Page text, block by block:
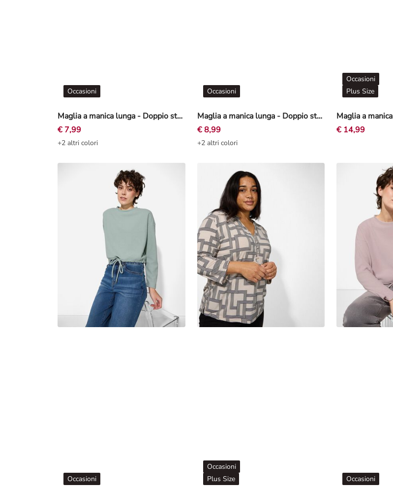
Maglia a manica lunga - Doppio strato - grigio
Occasioni
€ 7,99
+2 altri colori
Maglia a manica lunga - Doppio strato - Nero
Occasioni
€ 8,99
+2 altri colori
Occasioni
Plus Size
€ 14,99
Occasioni
Occasioni
Plus Size
Occasioni